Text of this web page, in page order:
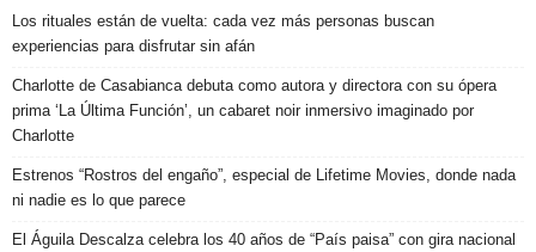
Los rituales están de vuelta: cada vez más personas buscan
experiencias para disfrutar sin afán
Charlotte de Casabianca debuta como autora y directora con su ópera
prima ‘La Última Función’, un cabaret noir inmersivo imaginado por
Charlotte
Estrenos “Rostros del engaño”, especial de Lifetime Movies, donde nada
ni nadie es lo que parece
El Águila Descalza celebra los 40 años de “País paisa” con gira nacional